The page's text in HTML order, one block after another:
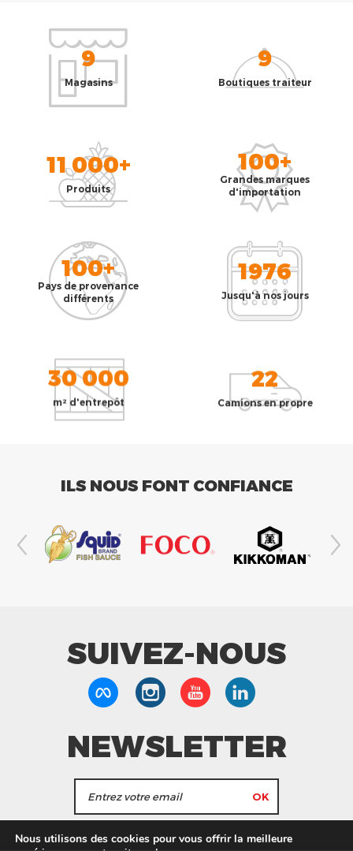
9
Magasins
9
Boutiques traiteur
11 000+
Produits
100+
Grandes marques
d'importation
100+
Pays de provenance
différents
1976
Jusqu'à nos jours
30 000
m² d'entrepôt
22
Camions en propre
ILS NOUS FONT CONFIANCE
SUIVEZ-NOUS
NEWSLETTER
J'accepte de recevoir les actualités et les
Nous utilisons des cookies pour vous offrir la meilleure